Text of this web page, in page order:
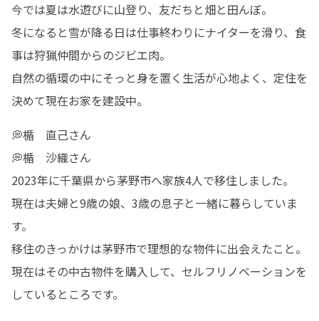
今では夏は水遊びに山登り、友だちと畑と田んぼ。
冬になると雪が降る日は仕事終わりにナイターを滑り、食
事は狩猟仲間からのジビエ肉。
自然の循環の中にそっと身を置く生活が心地よく、定住を
決めて現在お家を建設中。
💭楯　直己さん
💭楯　沙織さん
2023年に千葉県から茅野市へ家族4人で移住しました。
現在は夫婦と9歳の娘、3歳の息子と一緒に暮らしていま
す。
移住のきっかけは茅野市で理想的な物件に出会えたこと。
現在はその中古物件を購入して、セルフリノベーションを
しているところです。